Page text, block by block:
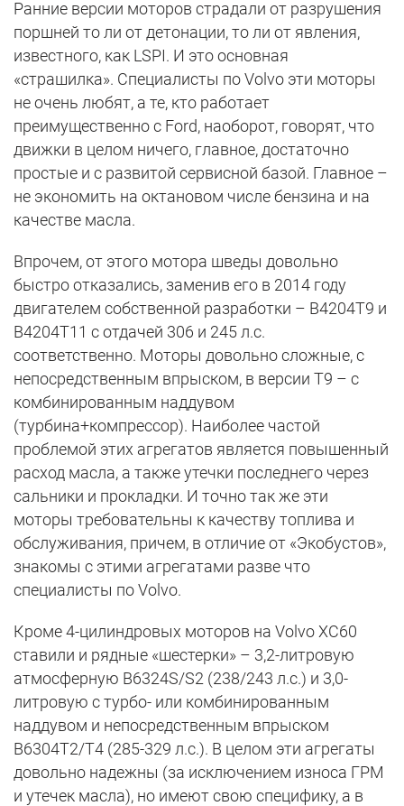
Ранние версии моторов страдали от разрушения
поршней то ли от детонации, то ли от явления,
известного, как LSPI. И это основная
«страшилка». Специалисты по Volvo эти моторы
не очень любят, а те, кто работает
преимущественно с Ford, наоборот, говорят, что
движки в целом ничего, главное, достаточно
простые и с развитой сервисной базой. Главное –
не экономить на октановом числе бензина и на
качестве масла.
Впрочем, от этого мотора шведы довольно
быстро отказались, заменив его в 2014 году
двигателем собственной разработки – B4204T9 и
B4204T11 с отдачей 306 и 245 л.с.
соответственно. Моторы довольно сложные, с
непосредственным впрыском, в версии Т9 – с
комбинированным наддувом
(турбина+компрессор). Наиболее частой
проблемой этих агрегатов является повышенный
расход масла, а также утечки последнего через
сальники и прокладки. И точно так же эти
моторы требовательны к качеству топлива и
обслуживания, причем, в отличие от «Экобустов»,
знакомы с этими агрегатами разве что
специалисты по Volvo.
Кроме 4-цилиндровых моторов на Volvo XC60
ставили и рядные «шестерки» – 3,2-литровую
атмосферную B6324S/S2 (238/243 л.с.) и 3,0-
литровую с турбо- или комбинированным
наддувом и непосредственным впрыском
B6304T2/T4 (285-329 л.с.). В целом эти агрегаты
довольно надежны (за исключением износа ГРМ
и утечек масла), но имеют свою специфику, а в